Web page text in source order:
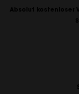
Absolut kostenloser